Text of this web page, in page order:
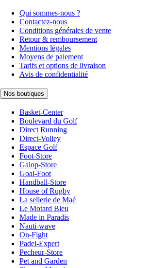
Qui sommes-nous ?
Contactez-nous
Conditions générales de vente
Retour & remboursement
Mentions légales
Moyens de paiement
Tarifs et options de livraison
Avis de confidentialité
Nos boutiques
Basket-Center
Boulevard du Golf
Direct Running
Direct-Volley
Espace Golf
Foot-Store
Galop-Store
Goal-Foot
Handball-Store
House of Rugby
La sellerie de Maé
Le Motard Bleu
Made in Paradis
Nauti-wave
On-Fight
Padel-Expert
Pecheur-Store
Pet and Garden